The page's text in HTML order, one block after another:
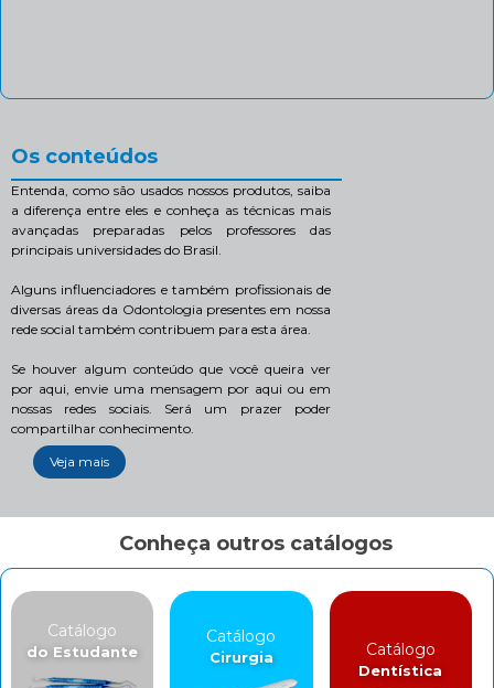
Os conteúdos
Entenda, como são usados nossos produtos, saiba
a diferença entre eles e conheça as técnicas mais
avançadas preparadas pelos professores das
principais universidades do Brasil.
Alguns influenciadores e também profissionais de
diversas áreas da Odontologia presentes em nossa
rede social também contribuem para esta área.
Se houver algum conteúdo que você queira ver
por aqui, envie uma mensagem por aqui ou em
nossas redes sociais. Será um prazer poder
compartilhar conhecimento.
Veja mais
Conheça outros catálogos
Catálogo
do Estudante
Catálogo
Cirurgia Catálogo
Dentística